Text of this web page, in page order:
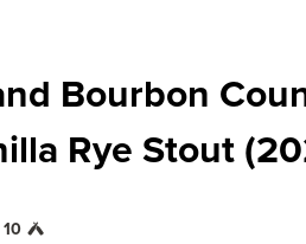
Bourbon
Rye Stout